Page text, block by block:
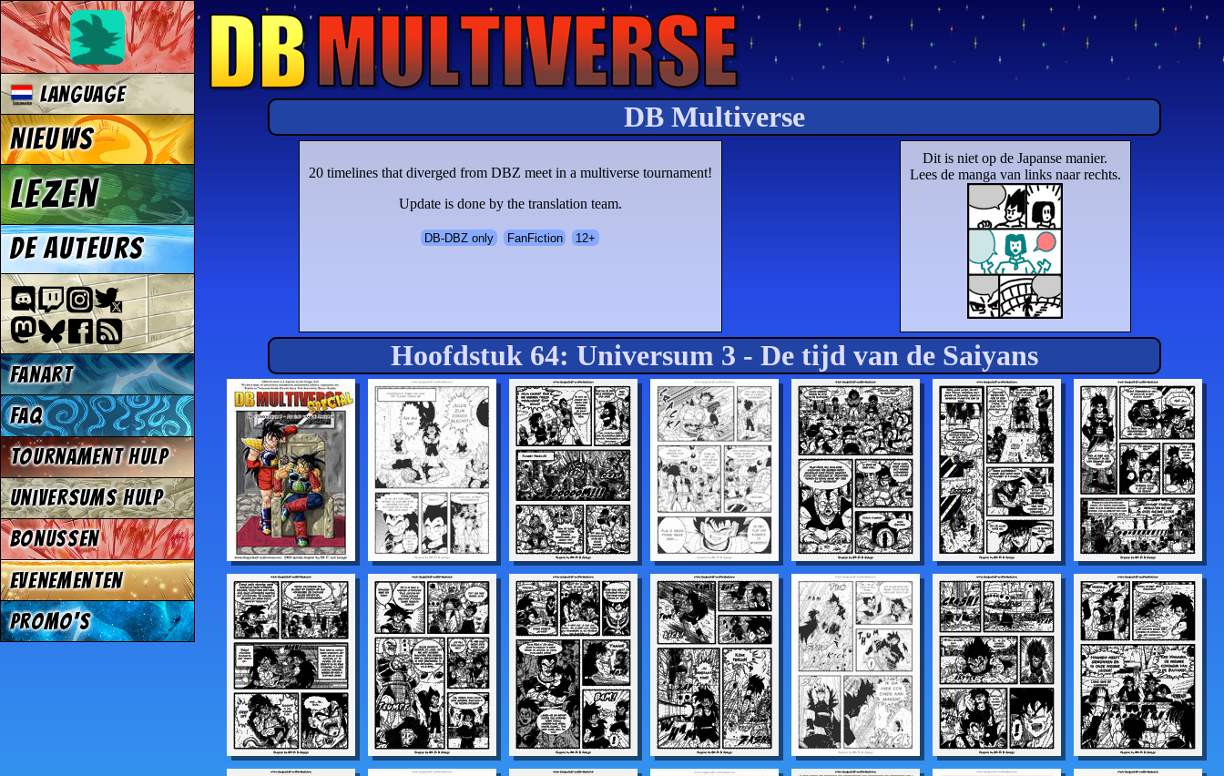
DB Multiverse
20 timelines that diverged from DBZ meet in a multiverse tournament!
Update is done by the translation team.
DB-DBZ only FanFiction 12+
Dit is niet op de Japanse manier.
Lees de manga van links naar rechts.
Hoofdstuk 64: Universum 3 - De tijd van de Saiyans
Language
Nieuws
Lezen
De auteurs
Fanart
FAQ
Tournament Hulp
Universums Hulp
Bonussen
Evenementen
Promo's